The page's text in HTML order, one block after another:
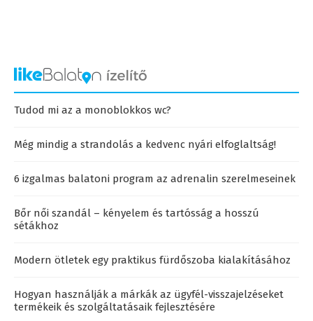
Tudod mi az a monoblokkos wc?
Még mindig a strandolás a kedvenc nyári elfoglaltság!
6 izgalmas balatoni program az adrenalin szerelmeseinek
Bőr női szandál – kényelem és tartósság a hosszú
sétákhoz
Modern ötletek egy praktikus fürdőszoba kialakításához
Hogyan használják a márkák az ügyfél-visszajelzéseket
termékeik és szolgáltatásaik fejlesztésére